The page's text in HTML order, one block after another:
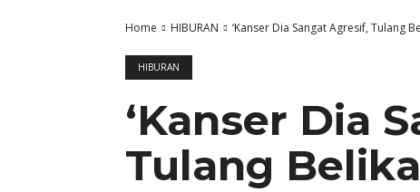
Home HIBURAN ‘Kanser Dia Sangat Agresif, Tulang
HIBURAN
‘Kanser Dia
Tulang